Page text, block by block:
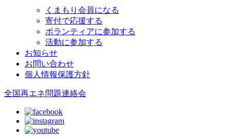
くまもり会員になる
寄付で応援する
ボランティアに参加する
活動に参加する
お知らせ
お問い合わせ
個人情報保護方針
全国再エネ問題連絡会